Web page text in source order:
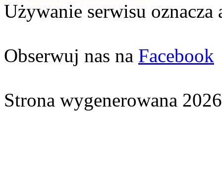
Używanie serwisu oznacza
Obserwuj nas na Facebook
Strona wygenerowana